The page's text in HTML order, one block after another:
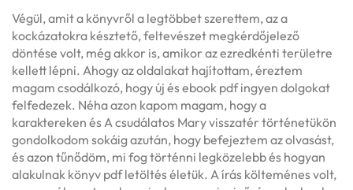
Végül, amit a könyvről a legtöbbet szerettem, az a
kockázatokra késztető, feltevészet megkérdőjelező
döntése volt, még akkor is, amikor az ezredkénti területre
kellett lépni. Ahogy az oldalakat hajítottam, éreztem
magam csodálkozó, hogy új és ebook pdf ingyen dolgokat
felfedezek. Néha azon kapom magam, hogy a
karaktereken és A csudálatos Mary visszatér történetükön
gondolkodom sokáig azután, hogy befejeztem az olvasást,
és azon tűnődöm, mi fog történni legközelebb és hogyan
alakulnak könyv pdf letöltés életük. A írás költeménes volt,